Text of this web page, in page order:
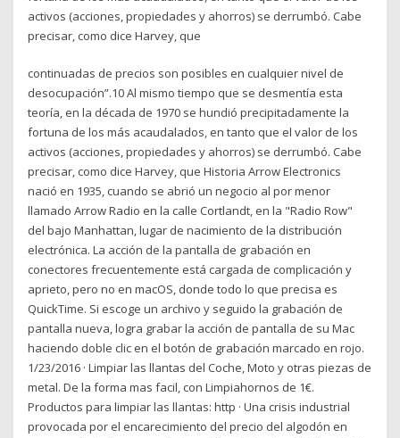
activos (acciones, propiedades y ahorros) se derrumbó. Cabe
precisar, como dice Harvey, que
continuadas de precios son posibles en cualquier nivel de
desocupación”.10 Al mismo tiempo que se desmentía esta
teoría, en la década de 1970 se hundió precipitadamente la
fortuna de los más acaudalados, en tanto que el valor de los
activos (acciones, propiedades y ahorros) se derrumbó. Cabe
precisar, como dice Harvey, que Historia Arrow Electronics
nació en 1935, cuando se abrió un negocio al por menor
llamado Arrow Radio en la calle Cortlandt, en la "Radio Row"
del bajo Manhattan, lugar de nacimiento de la distribución
electrónica. La acción de la pantalla de grabación en
conectores frecuentemente está cargada de complicación y
aprieto, pero no en macOS, donde todo lo que precisa es
QuickTime. Si escoge un archivo y seguido la grabación de
pantalla nueva, logra grabar la acción de pantalla de su Mac
haciendo doble clic en el botón de grabación marcado en rojo.
1/23/2016 · Limpiar las llantas del Coche, Moto y otras piezas de
metal. De la forma mas facil, con Limpiahornos de 1€.
Productos para limpiar las llantas: http · Una crisis industrial
provocada por el encarecimiento del precio del algodón en